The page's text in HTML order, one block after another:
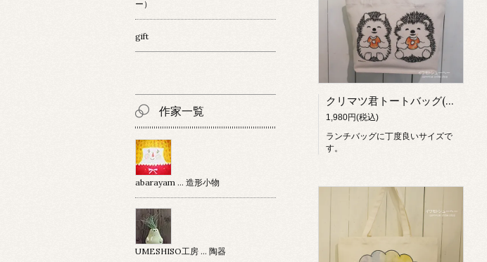
クリマツ君トートバッグ(ドーナツニコニコ)【イワモトシューヘー】
1,980円(税込)
ランチバッグに丁度良いサイズで
す。
ー）
gift
作家一覧
abarayam … 造形小物
UMESHISO工房 … 陶器